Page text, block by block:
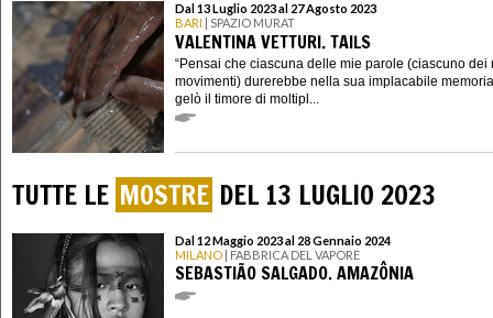
Dal 13 Luglio 2023 al 27 Agosto 2023
BARI | SPAZIO MURAT
VALENTINA VETTURI. TAILS
“Pensai che ciascuna delle mie parole (ciascuno dei
movimenti) durerebbe nella sua implacabile
gelò il timore di moltipl...
TUTTE LE MOSTRE DEL 13 LUGLIO 2023
Dal 12 Maggio 2023 al 28 Gennaio 2024
MILANO | FABBRICA DEL VAPORE
SEBASTIÃO SALGADO. AMAZÔNIA